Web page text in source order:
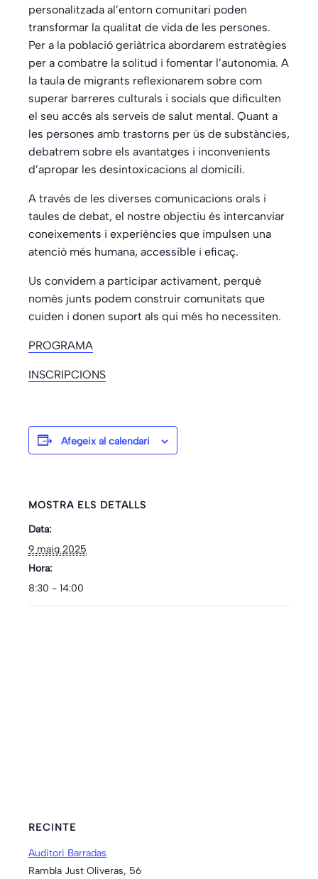
personalitzada al’entorn comunitari poden
transformar la qualitat de vida de les persones.
Per a la població geriàtrica abordarem estratègies
per a combatre la solitud i fomentar l’autonomia. A
la taula de migrants reflexionarem sobre com
superar barreres culturals i socials que dificulten
el seu accés als serveis de salut mental. Quant a
les persones amb trastorns per ús de substàncies,
debatrem sobre els avantatges i inconvenients
d’apropar les desintoxicacions al domicili.
A través de les diverses comunicacions orals i
taules de debat, el nostre objectiu és intercanviar
coneixements i experiències que impulsen una
atenció més humana, accessible i eficaç.
Us convidem a participar activament, perquè
només junts podem construir comunitats que
cuiden i donen suport als qui més ho necessiten.
PROGRAMA
INSCRIPCIONS
Afegeix al calendari
MOSTRA ELS DETALLS
Data:
9 maig 2025
Hora:
8:30 - 14:00
RECINTE
Auditori Barradas
Rambla Just Oliveras, 56